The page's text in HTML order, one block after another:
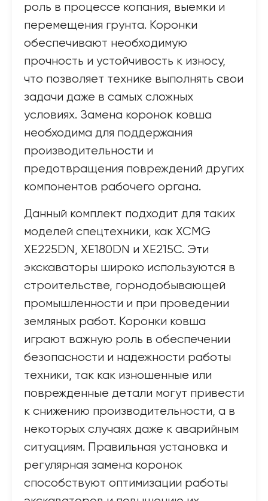
роль в процессе копания, выемки и
перемещения грунта. Коронки
обеспечивают необходимую
прочность и устойчивость к износу,
что позволяет технике выполнять свои
задачи даже в самых сложных
условиях. Замена коронок ковша
необходима для поддержания
производительности и
предотвращения повреждений других
компонентов рабочего органа.
Данный комплект подходит для таких
моделей спецтехники, как XCMG
XE225DN, XE180DN и XE215C. Эти
экскаваторы широко используются в
строительстве, горнодобывающей
промышленности и при проведении
земляных работ. Коронки ковша
играют важную роль в обеспечении
безопасности и надежности работы
техники, так как изношенные или
поврежденные детали могут привести
к снижению производительности, а в
некоторых случаях даже к аварийным
ситуациям. Правильная установка и
регулярная замена коронок
способствуют оптимизации работы